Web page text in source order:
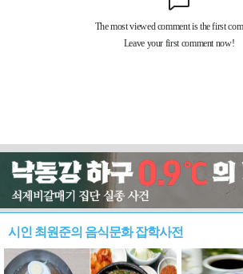
시인 최원준의 음식문화 잡학사전